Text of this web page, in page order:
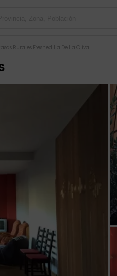
Rurales Fresnedilla De La Oliva